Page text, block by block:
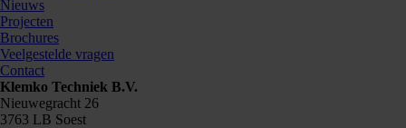
Nieuws
Projecten
Brochures
Veelgestelde vragen
Contact
Klemko Techniek B.V.
Nieuwegracht 26
3763 LB Soest